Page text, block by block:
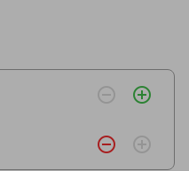
remove_circle_outline add_circle_outline
remove_circle_outline add_circle_outline